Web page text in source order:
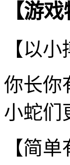
【游戏
【以
你长你
小蛇们
【简